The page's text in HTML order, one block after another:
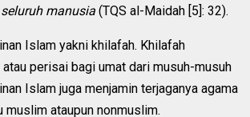
manusia(TQS al-Maidah [5]: 32).
Islam yakni khilafah. Khilafah
atau perisai bagi umat dari musuh-musuh
Islam juga menjamin terjaganya agama
muslim ataupun nonmuslim.